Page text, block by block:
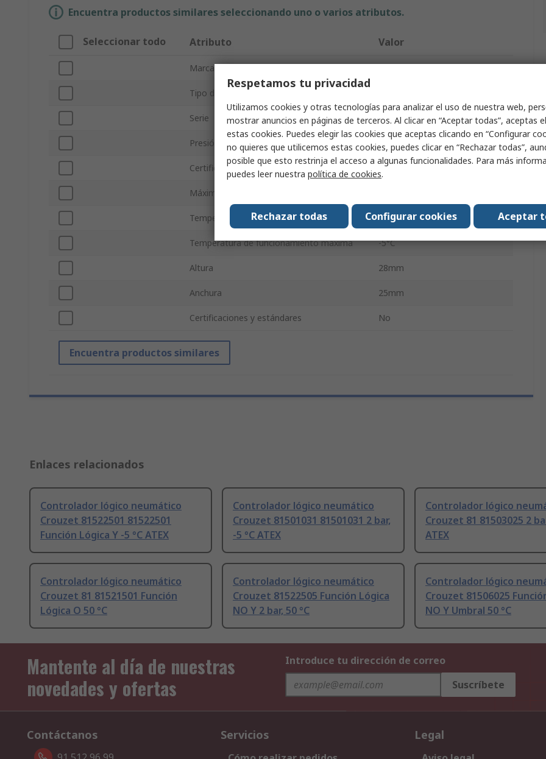
Encuentra productos similares seleccionando uno o varios atributos.
Seleccionar todo Atributo Valor
Marca
Tipo de producto
Serie 81504025
Presión de funcionamiento mínima 2bar
Certificación de atmósferas explosivas ATEX
Máxima Presión de Funcionamiento
Temperatura de Funcionamiento Mínima -5°C
Temperatura de funcionamiento máxima -5°C
Altura 28mm
Anchura 25mm
Certificaciones y estándares No
Encuentra productos similares
Enlaces relacionados
Controlador lógico neumático
Crouzet 81522501 81522501
Función Lógica Y -5 °C ATEX
Controlador lógico neumático
Crouzet 81501031 81501031 2 bar,
-5 °C ATEX
Controlador lógico
Crouzet 81 81503025 2
ATEX
Controlador lógico neumático
Crouzet 81 81521501 Función
Lógica O 50 °C
Controlador lógico neumático
Crouzet 81522505 Función Lógica
NO Y 2 bar, 50 °C
Controlador lógico
Crouzet 81506025
NO Y Umbral 50 °C
Mantente al día de nuestras
novedades y ofertas
Introduce tu dirección de correo
Suscríbete
Contáctanos Servicios Legal
Respetamos tu privacidad
Utilizamos cookies y otras tecnologías para analizar el uso de nuestra web,
mostrar anuncios en páginas de terceros. Al clicar en “Aceptar todas”, aceptas
estas cookies. Puedes elegir las cookies que aceptas clicando en “Configurar
no quieres que utilicemos estas cookies, puedes clicar en “Rechazar todas”,
posible que esto restrinja el acceso a algunas funcionalidades. Para más
puedes leer nuestra política de cookies.
Aceptar
Configurar cookies
Rechazar todas